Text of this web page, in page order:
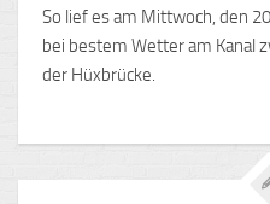
So lief es am Mittwoch, den
bei bestem Wetter am Kanal
der Hüxbrücke.